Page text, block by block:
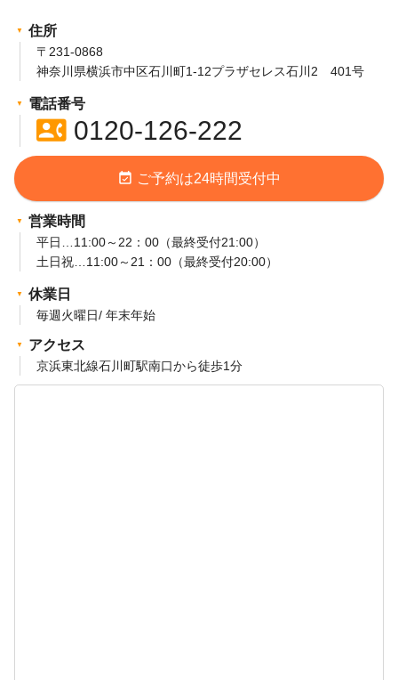
住所
〒231-0868
神奈川県横浜市中区石川町1-12プラザセレス石川2 401号
電話番号
contact_phone0120-126-222
event_available ご予約は24時間受付中
営業時間
平日…11:00～22：00（最終受付21:00）
土日祝…11:00～21：00（最終受付20:00）
休業日
毎週火曜日/ 年末年始
アクセス
京浜東北線石川町駅南口から徒歩1分